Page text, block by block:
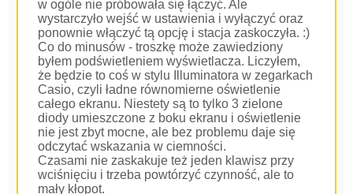
w ogóle nie próbowała się łączyć. Ale
wystarczyło wejść w ustawienia i wyłączyć oraz
ponownie włączyć tą opcję i stacja zaskoczyła. :)
Co do minusów - troszkę może zawiedziony
byłem podświetleniem wyświetlacza. Liczyłem,
że będzie to coś w stylu Illuminatora w zegarkach
Casio, czyli ładne równomierne oświetlenie
całego ekranu. Niestety są to tylko 3 zielone
diody umieszczone z boku ekranu i oświetlenie
nie jest zbyt mocne, ale bez problemu daje się
odczytać wskazania w ciemności.
Czasami nie zaskakuje też jeden klawisz przy
wciśnięciu i trzeba powtórzyć czynność, ale to
mały kłopot.